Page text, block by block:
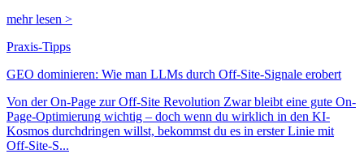
mehr lesen >
Praxis-Tipps
GEO dominieren: Wie man LLMs durch Off-Site-Signale erobert
Von der On-Page zur Off-Site Revolution Zwar bleibt eine gute On-
Page-Optimierung wichtig – doch wenn du wirklich in den KI-
Kosmos durchdringen willst, bekommst du es in erster Linie mit
Off-Site-S...